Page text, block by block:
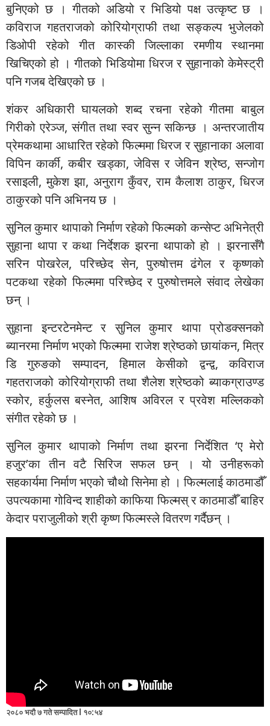
बुनिएको छ । गीतको अडियो र भिडियो पक्ष उत्कृष्ट छ ।
कविराज गहतराजको कोरियोग्राफी तथा सङ्कल्प भुजेलको
डिओपी रहेको गीत कास्की जिल्लाका रमणीय स्थानमा
खिचिएको हो । गीतको भिडियोमा धिरज र सुहानाको केमेस्ट्री
पनि गजब देखिएको छ ।
शंकर अधिकारी घायलको शब्द रचना रहेको गीतमा बाबुल
गिरीको एरेञ्ज, संगीत तथा स्वर सुन्न सकिन्छ । अन्तरजातीय
प्रेमकथामा आधारित रहेको फिल्ममा धिरज र सुहानाका अलावा
विपिन कार्की, कबीर खड्का, जेविस र जेविन श्रेष्ठ, सन्जोग
रसाइली, मुकेश झा, अनुराग कुँवर, राम कैलाश ठाकुर, धिरज
ठाकुरको पनि अभिनय छ ।
सुनिल कुमार थापाको निर्माण रहेको फिल्मको कन्सेप्ट अभिनेत्री
सुहाना थापा र कथा निर्देशक झरना थापाको हो । झरनासँगै
सरिन पोखरेल, परिच्छेद सेन, पुरुषोत्तम ढंगेल र कृष्णको
पटकथा रहेको फिल्ममा परिच्छेद र पुरुषोत्तमले संवाद लेखेका
छन् ।
सुहाना इन्टरटेनमेन्ट र सुनिल कुमार थापा प्रोडक्सनको
ब्यानरमा निर्माण भएको फिल्ममा राजेश श्रेष्ठको छायांकन, मित्र
डि गुरुङको सम्पादन, हिमाल केसीको द्वन्द्व, कविराज
गहतराजको कोरियोग्राफी तथा शैलेश श्रेष्ठको ब्याकग्राउण्ड
स्कोर, हर्कुलस बस्नेत, आशिष अविरल र प्रवेश मल्लिकको
संगीत रहेको छ ।
सुनिल कुमार थापाको निर्माण तथा झरना निर्देशित ‘ए मेरो
हजुर’का तीन वटै सिरिज सफल छन् । यो उनीहरूको
सहकार्यमा निर्माण भएको चौथो सिनेमा हो । फिल्मलाई काठमाडौँ
उपत्यकामा गोविन्द शाहीको काफिया फिल्मस् र काठमाडौँ बाहिर
केदार पराजुलीको श्री कृष्ण फिल्मस्ले वितरण गर्दैछन् ।
२०८० भदौ ७ गते सम्पादित l १०:५४